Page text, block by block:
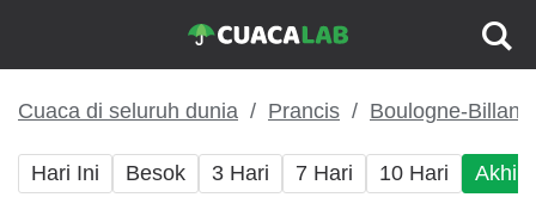
Cuaca di seluruh dunia Prancis Boulogne-
Hari Ini Besok 3 Hari 7 Hari 10 Hari Akhir